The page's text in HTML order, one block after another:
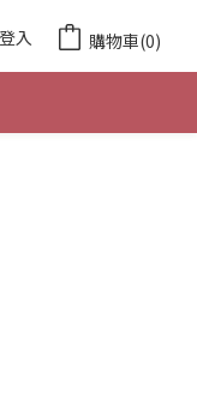
入 購物車(0)